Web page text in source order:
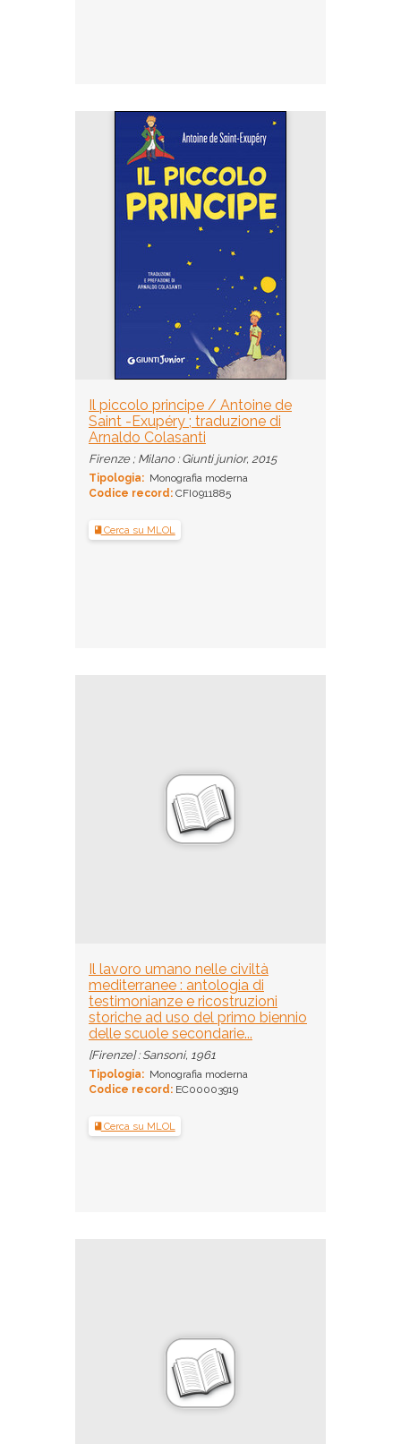
Il piccolo principe / Antoine de
Saint -Exupéry ; traduzione di
Arnaldo Colasanti
Firenze ; Milano : Giunti junior, 2015
Tipologia: Monografia moderna
Codice record: CFI0911885
Cerca su MLOL
Il lavoro umano nelle civiltà
mediterranee : antologia di
testimonianze e ricostruzioni
storiche ad uso del primo biennio
delle scuole secondarie...
[Firenze] : Sansoni, 1961
Tipologia: Monografia moderna
Codice record: EC00003919
Cerca su MLOL